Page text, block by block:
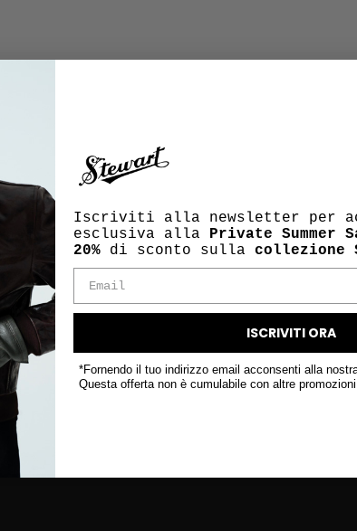
Iscriviti alla newsletter per
esclusiva alla Private Summer
20% di sconto sulla collezione
ISCRIVITI ORA
*Fornendo il tuo indirizzo email acconsenti alla
Questa offerta non è cumulabile con altre